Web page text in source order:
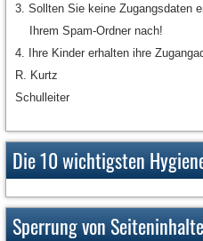
3. Sollten Sie keine Zugangsdaten
Ihrem Spam-Ordner nach!
4. Ihre Kinder erhalten ihre
R. Kurtz
Schulleiter
Die 10 wichtigsten
Sperrung von